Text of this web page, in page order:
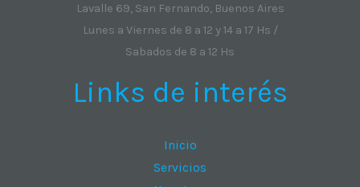
Lavalle 69, San Fernando, Buenos Aires
Lunes a Viernes de 8 a 12 y 14 a 17 Hs /
Sabados de 8 a 12 Hs
Links de interés
Inicio
Servicios